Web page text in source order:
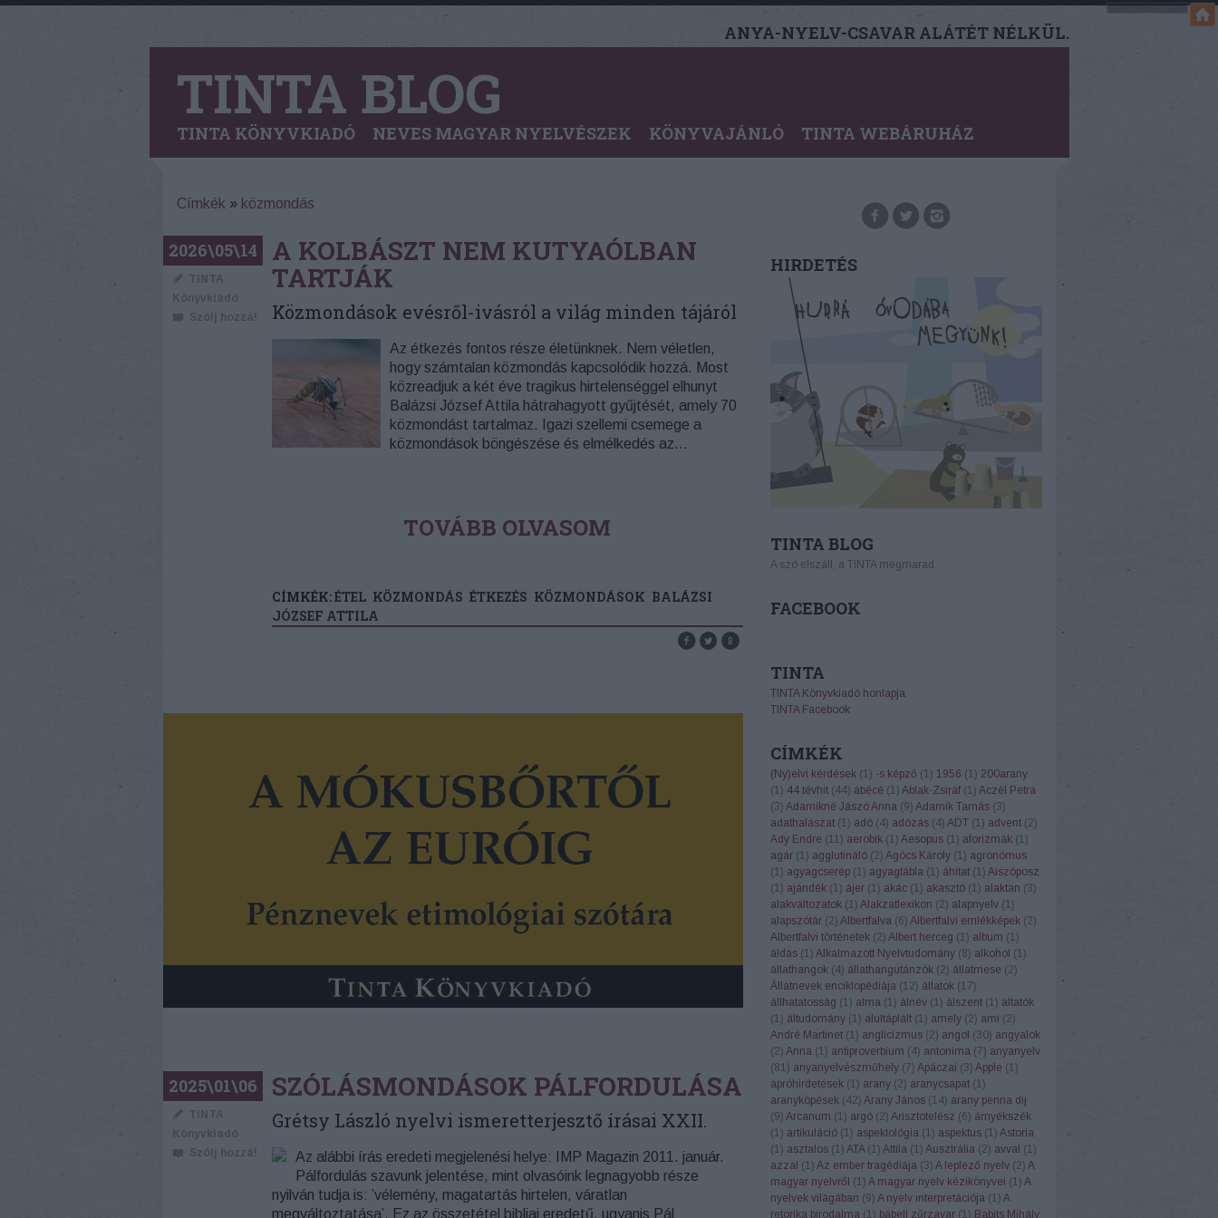
ANYA-NYELV-CSAVAR ALÁTÉT NÉLKÜL.
TINTA BLOG
TINTA KÖNYVKIADÓ NEVES MAGYAR NYELVÉSZEK KÖNYVAJÁNLÓ TINTA WEBÁRUHÁZ
Címkék » közmondás
2026\05\14
TINTA
Könyvkiadó
Szólj hozzá!
A KOLBÁSZT NEM KUTYAÓLBAN
TARTJÁK
Közmondások evésről-ivásról a világ minden tájáról
Az étkezés fontos része életünknek. Nem véletlen,
hogy számtalan közmondás kapcsolódik hozzá. Most
közreadjuk a két éve tragikus hirtelenséggel elhunyt
Balázsi József Attila hátrahagyott gyűjtését, amely 70
közmondást tartalmaz. Igazi szellemi csemege a
közmondások böngészése és elmélkedés az…
TOVÁBB OLVASOM
CÍMKÉK:ÉTEL KÖZMONDÁS ÉTKEZÉS KÖZMONDÁSOK BALÁZSI
JÓZSEF ATTILA
2025\01\06
TINTA
Könyvkiadó
Szólj hozzá!
SZÓLÁSMONDÁSOK PÁLFORDULÁSA
Grétsy László nyelvi ismeretterjesztő írásai XXII.
Az alábbi írás eredeti megjelenési helye: IMP Magazin 2011. január.
Pálfordulás szavunk jelentése, mint olvasóink legnagyobb része
nyilván tudja is: ’vélemény, magatartás hirtelen, váratlan
megváltoztatása’. Ez az összetétel bibliai eredetű, ugyanis Pál
HIRDETÉS
TINTA BLOG
A szó elszáll, a TINTA megmarad.
FACEBOOK
TINTA
TINTA Könyvkiadó honlapja
TINTA Facebook
CÍMKÉK
(Ny)elvi kérdések (1 ) -s képző (1 ) 1956 (1 ) 200arany
(1 ) 44 tévhit (44) ábécé (1 ) Ablak-Zsiráf (1 ) Aczél Petra
(3) Adamikné Jászó Anna (9) Adamik Tamás (3)
adathalászat (1 ) adó (4) adózás (4) ADT (1 ) advent (2)
Ady Endre (11 ) aerobik (1 ) Aesopus (1 ) aforizmák (1 )
agár (1 ) agglutináló (2) Agócs Károly (1 ) agronómus
(1 ) agyagcserép (1 ) agyagtábla (1 ) áhítat (1 ) Aiszóposz
(1 ) ajándék (1 ) ájer (1 ) akác (1 ) akasztó (1 ) alaktan (3)
alakváltozatok (1 ) Alakzatlexikon (2) alapnyelv (1 )
alapszótár (2) Albertfalva (6) Albertfalvi emlékképek (2)
Albertfalvi történetek (2) Albert herceg (1 ) album (1 )
áldás (1 ) Alkalmazott Nyelvtudomány (8) alkohol (1 )
állathangok (4) állathangutánzók (2) állatmese (2)
Állatnevek enciklopédiája (12) állatok (17)
állhatatosság (1 ) alma (1 ) álnév (1 ) álszent (1 ) altatók
(1 ) áltudomány (1 ) alultáplált (1 ) amely (2) ami (2)
André Martinet (1 ) anglicizmus (2) angol (30) angyalok
(2) Anna (1 ) antiproverbium (4) antonima (7) anyanyelv
(81 ) anyanyelvészműhely (7) Apáczai (3) Apple (1 )
apróhirdetések (1 ) arany (2) aranycsapat (1 )
aranyköpések (42) Arany János (14) arany penna díj
(9) Arcanum (1 ) argó (2) Arisztotelész (6) árnyékszék
(1 ) artikuláció (1 ) aspektológia (1 ) aspektus (1 ) Astoria
(1 ) asztalos (1 ) ATA (1 ) Attila (1 ) Ausztrália (2) avval (1 )
azzal (1 ) Az ember tragédiája (3) A leplező nyelv (2) A
magyar nyelvről (1 ) A magyar nyelv kézikönyvei (1 ) A
nyelvek világában (9) A nyelv interpretációja (1 ) A
retorika birodalma (1 ) bábeli zűrzavar (1 ) Babits Mihály